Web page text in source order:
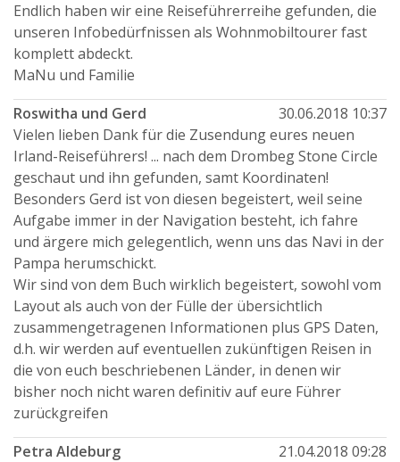
Endlich haben wir eine Reiseführerreihe gefunden, die
unseren Infobedürfnissen als Wohnmobiltourer fast
komplett abdeckt.
MaNu und Familie
Roswitha und Gerd
30.06.2018 10:37
Vielen lieben Dank für die Zusendung eures neuen
Irland-Reiseführers! ... nach dem Drombeg Stone Circle
geschaut und ihn gefunden, samt Koordinaten!
Besonders Gerd ist von diesen begeistert, weil seine
Aufgabe immer in der Navigation besteht, ich fahre
und ärgere mich gelegentlich, wenn uns das Navi in der
Pampa herumschickt.
Wir sind von dem Buch wirklich begeistert, sowohl vom
Layout als auch von der Fülle der übersichtlich
zusammengetragenen Informationen plus GPS Daten,
d.h. wir werden auf eventuellen zukünftigen Reisen in
die von euch beschriebenen Länder, in denen wir
bisher noch nicht waren definitiv auf eure Führer
zurückgreifen
Petra Aldeburg
21.04.2018 09:28